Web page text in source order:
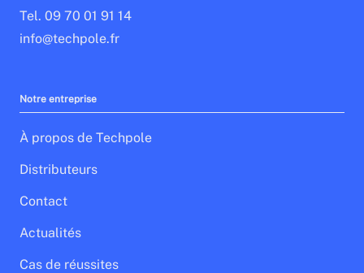
Tel. 09 70 01 91 14
info@techpole.fr
Notre entreprise
À propos de Techpole
Distributeurs
Contact
Actualités
Cas de réussites